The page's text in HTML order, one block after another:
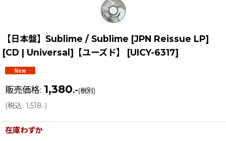
【日本盤】Sublime / Sublime [JPN Reissue LP]
[CD | Universal]【ユーズド】
[UICY-6317]
販売価格: 1,380.-(税別)
(税込: 1,518.-)
在庫わずか